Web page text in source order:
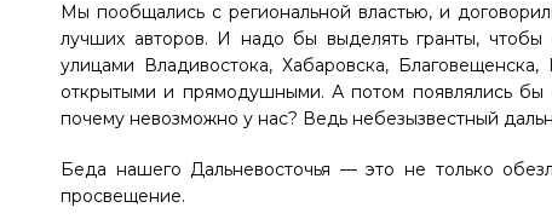
Мы пообщались с региональной властью, и
лучших авторов. И надо бы выделять гранты, чтобы
улицами Владивостока, Хабаровска,
открытыми и прямодушными. А потом появлялись бы
почему невозможно у нас? Ведь небезызвестный
Беда нашего Дальневосточья — это не только
просвещение.